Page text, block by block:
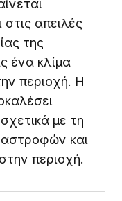
απειλές
της
ένα κλίμα
περιοχή. Η
με τη
και
περιοχή.